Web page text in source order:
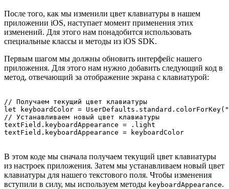
После того, как мы изменили цвет клавиатуры в нашем
приложении iOS, наступает момент применения этих
изменений. Для этого нам понадобится использовать
специальные классы и методы из iOS SDK.
Первым шагом мы должны обновить интерфейс нашего
приложения. Для этого нам нужно добавить следующий код в
метод, отвечающий за отображение экрана с клавиатурой:
// Получаем текущий цвет клавиатуры
let keyboardColor =
// Устанавливаем новый цвет клавиатуры
textField.keyboardAppearance = .light
В этом коде мы сначала получаем текущий цвет клавиатуры
из настроек приложения. Затем мы устанавливаем новый цвет
клавиатуры для нашего текстового поля. Чтобы изменения
вступили в силу, мы используем методы keyboardAppearance.